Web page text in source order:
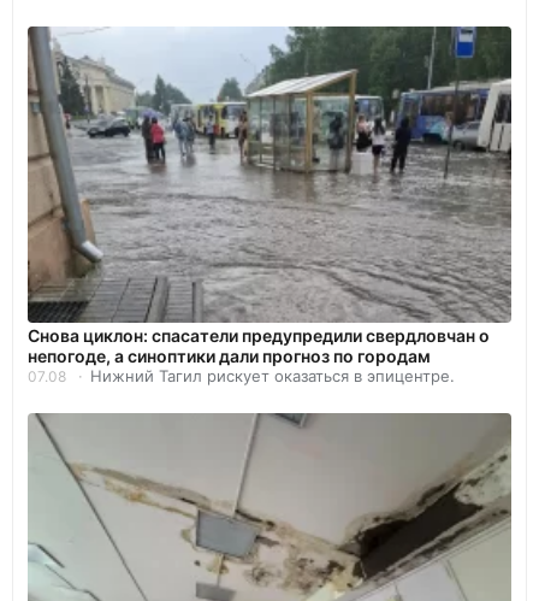
Снова циклон: спасатели предупредили свердловчан о
непогоде, а синоптики дали прогноз по городам
07.08 Нижний Тагил рискует оказаться в эпицентре.